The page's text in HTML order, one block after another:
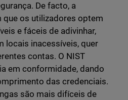
De facto, a
os utilizadores optem
e fáceis de adivinhar,
locais inacessíveis, quer
contas. O NIST
em conformidade, dando
das credenciais.
são mais difíceis de